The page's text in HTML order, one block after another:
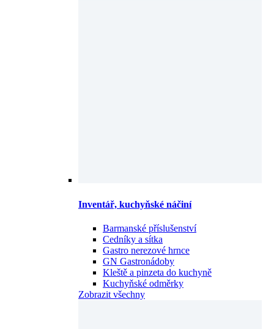
Inventář, kuchyňské náčiní
Barmanské příslušenství
Cedníky a sítka
Gastro nerezové hrnce
GN Gastronádoby
Kleště a pinzeta do kuchyně
Kuchyňské odměrky
Zobrazit všechny